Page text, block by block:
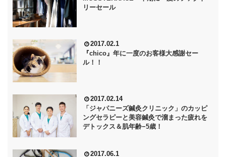
リーセール
2017.02.1
『chico』年に一度のお客様大感謝セー
ル！！
2017.02.14
「ジャパニーズ鍼灸クリニック」のカッピ
ングセラピーと美容鍼灸で溜まった疲れを
デトックス＆肌年齢−5歳！
2017.06.1